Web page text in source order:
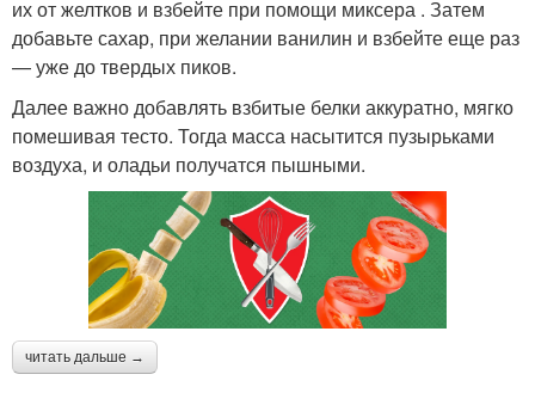
их от желтков и взбейте при помощи миксера . Затем
добавьте сахар, при желании ванилин и взбейте еще раз
— уже до твердых пиков.
Далее важно добавлять взбитые белки аккуратно, мягко
помешивая тесто. Тогда масса насытится пузырьками
воздуха, и оладьи получатся пышными.
читать дальше →